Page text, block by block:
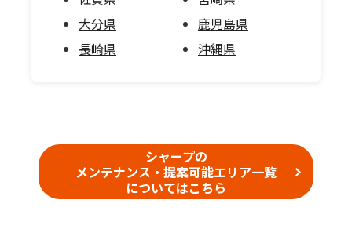
大分県
長崎県
鹿児島県
沖縄県
シャープの
メンテナンス・提案可能エリア一覧
についてはこちら